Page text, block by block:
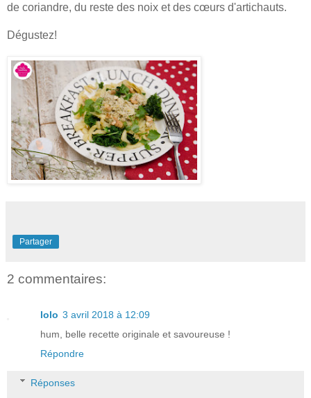
de coriandre, du reste des noix et des cœurs d'artichauts.
Dégustez!
Partager
2 commentaires:
lolo 3 avril 2018 à 12:09
hum, belle recette originale et savoureuse !
Répondre
Réponses